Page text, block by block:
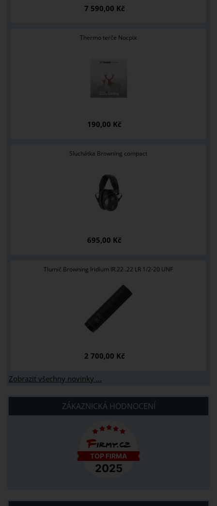
7 590,00 Kč
Thermo terče Nocpix
190,00 Kč
Sluchátka Browning compact
695,00 Kč
Tlumič Browning Iridium IR.22 .22 LR 1/2-20 UNF
2 700,00 Kč
Zobrazit všechny novinky ...
ZÁKAZNICKÁ HODNOCENÍ